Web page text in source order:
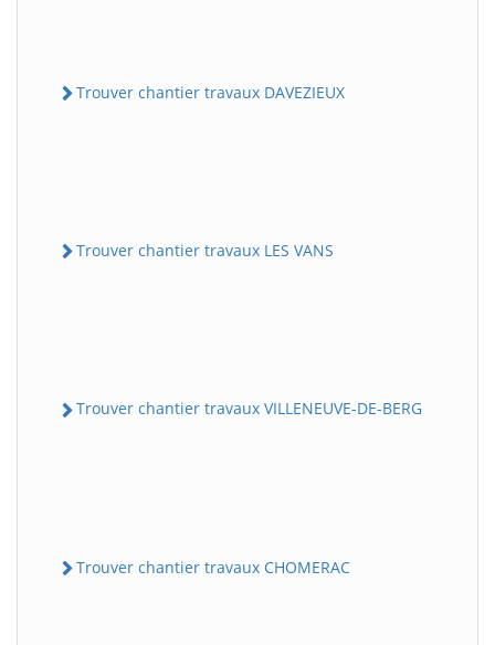
Trouver chantier travaux DAVEZIEUX
Trouver chantier travaux LES VANS
Trouver chantier travaux VILLENEUVE-DE-BERG
Trouver chantier travaux CHOMERAC